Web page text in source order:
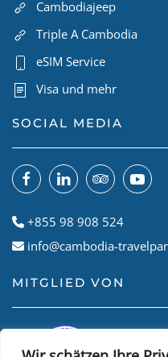
Cambodiajeep
Triple A Cambodia
eSIM Service
Visa und mehr
SOCIAL MEDIA
+855 98 908 524
info@cambodia-
MITGLIED VON